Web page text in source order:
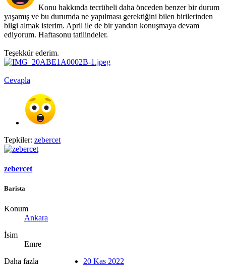
Konu hakkında tecrübeli daha önceden benzer bir durum
yaşamış ve bu durumda ne yapılması gerektiğini bilen birilerinden
bilgi almak isterim. April ile de bir yandan konuşmaya devam
ediyorum. Haftasonu tatilindeler.
Teşekkür ederim.
Cevapla
Tepkiler: zebercet
zebercet
Barista
Konum
Ankara
İsim
Emre
Daha fazla
20 Kas 2022